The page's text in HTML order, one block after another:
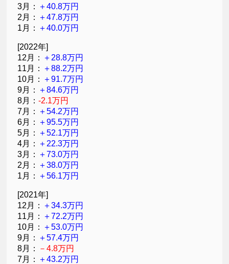
3月： ＋40.8万円
2月： ＋47.8万円
1月： ＋40.0万円
[2022年]
12月： ＋28.8万円
11月： ＋88.2万円
10月： ＋91.7万円
9月： ＋84.6万円
8月：-2.1万円
7月： ＋54.2万円
6月： ＋95.5万円
5月： ＋52.1万円
4月： ＋22.3万円
3月： ＋73.0万円
2月： ＋38.0万円
1月： ＋56.1万円
[2021年]
12月： ＋34.3万円
11月： ＋72.2万円
10月： ＋53.0万円
9月： ＋57.4万円
8月：
－4.8万円
7月： ＋43.2万円